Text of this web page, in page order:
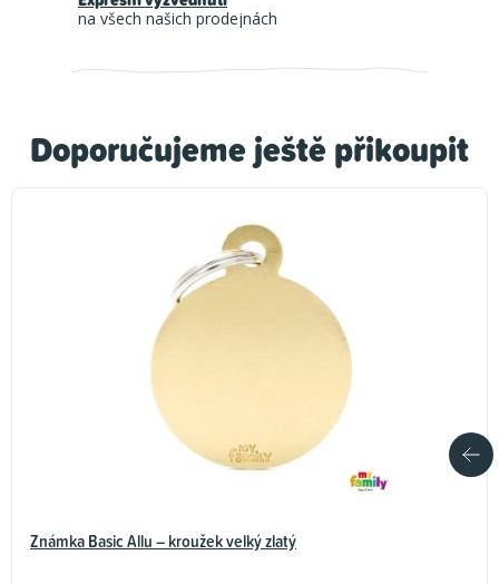
Doporučujeme ještě přikoupit
Známka Basic Allu – kroužek velký zlatý
na všech našich prodejnách